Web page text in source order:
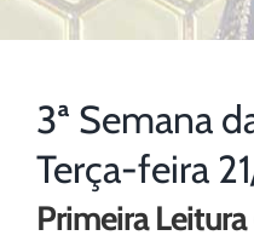
3ª Semana
Terça-feira
Primeira